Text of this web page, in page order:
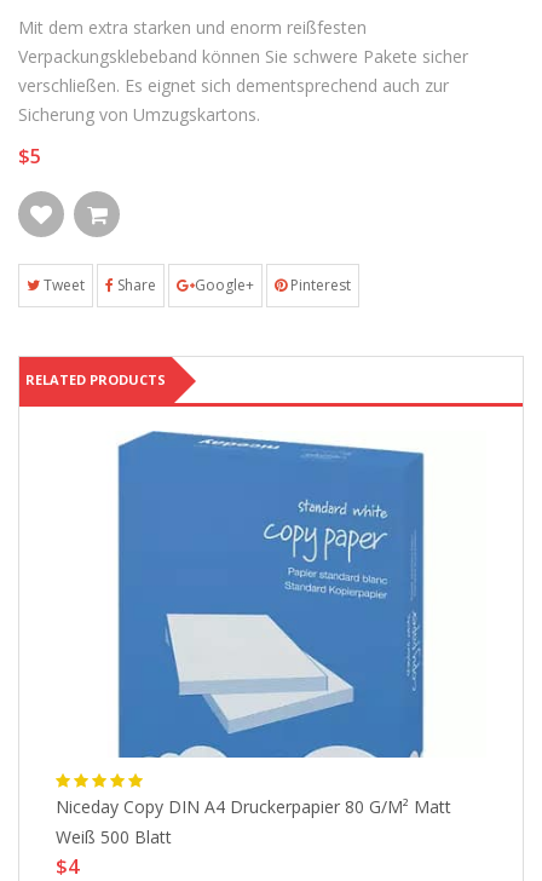
Mit dem extra starken und enorm reißfesten
Verpackungsklebeband können Sie schwere Pakete sicher
verschließen. Es eignet sich dementsprechend auch zur
Sicherung von Umzugskartons.
$5
Tweet Share Google+ Pinterest
RELATED PRODUCTS
Niceday Copy DIN A4 Druckerpapier 80 G/m² Matt
Weiß 500 Blatt
$4